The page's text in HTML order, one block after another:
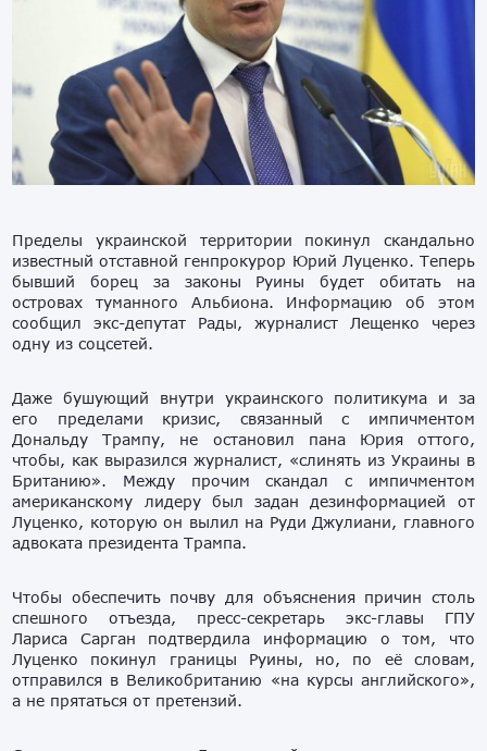
Пределы украинской территории покинул скандально
известный отставной генпрокурор Юрий Луценко. Теперь
бывший борец за законы Руины будет обитать на
островах туманного Альбиона. Информацию об этом
сообщил экс-депутат Рады, журналист Лещенко через
одну из соцсетей.
Даже бушующий внутри украинского политикума и за
его пределами кризис, связанный с импичментом
Дональду Трампу, не остановил пана Юрия оттого,
чтобы, как выразился журналист, «слинять из Украины в
Британию». Между прочим скандал с импичментом
американскому лидеру был задан дезинформацией от
Луценко, которую он вылил на Руди Джулиани, главного
адвоката президента Трампа.
Чтобы обеспечить почву для объяснения причин столь
спешного отъезда, пресс-секретарь экс-главы ГПУ
Лариса Сарган подтвердила информацию о том, что
Луценко покинул границы Руины, но, по её словам,
отправился в Великобританию «на курсы английского»,
а не прятаться от претензий.